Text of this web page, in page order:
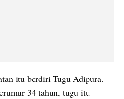
itu berdiri Tugu Adipura.
34 tahun, tugu itu